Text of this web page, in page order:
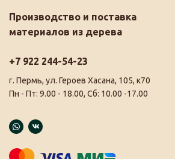
Производство и поставка
материалов из дерева
+7 922 244-54-23
г. Пермь, ул. Героев Хасана, 105, к70
Пн - Пт: 9.00 - 18.00, Сб: 10.00 -17.00